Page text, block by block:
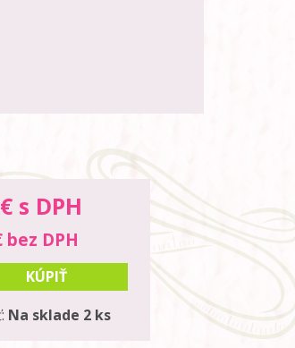
€ s DPH
bez DPH
KÚPIŤ
Na sklade 2 ks